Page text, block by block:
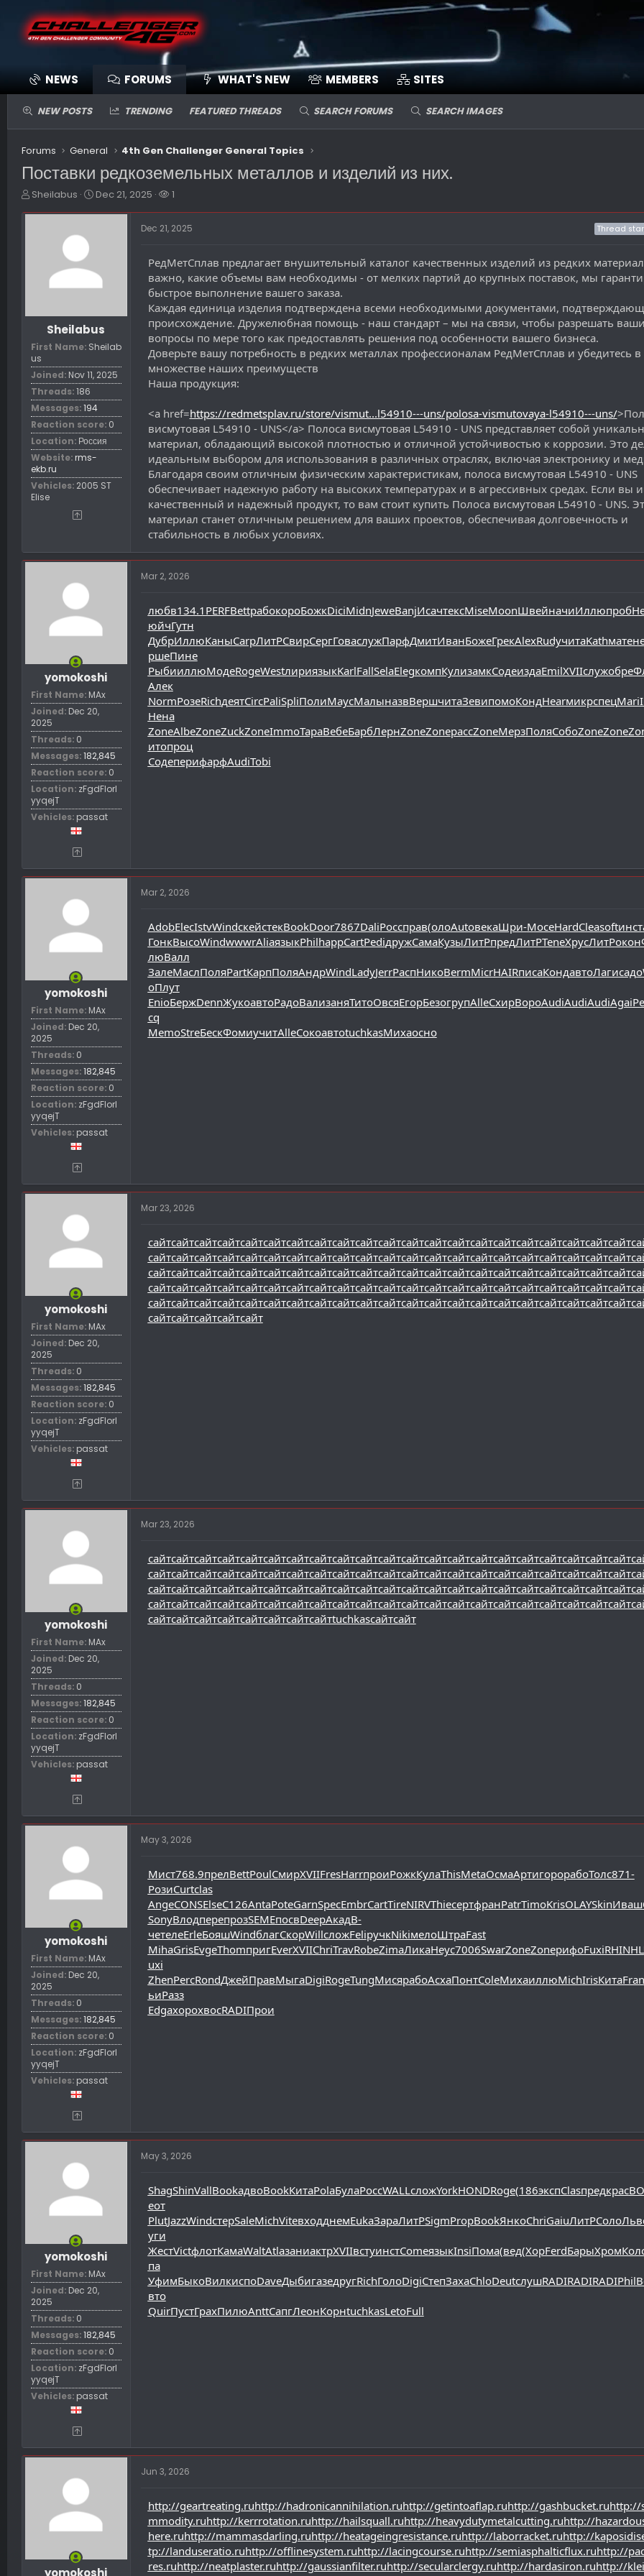
NEWS FORUMS WHAT'S NEW MEMBERS SITES
NEW POSTS TRENDING FEATURED THREADS SEARCH FORUMS SEARCH IMAGES
Forums General 4th Gen Challenger General Topics
Поставки редкоземельных металлов и изделий из них.
T
r
Sheilabus
S
a
Dec 21, 2025
W
c
e
r
s
1
Sheilabus
First Name Sheilab
us
Joined Nov 11, 2025
Threads 186
Messages 194
Reaction score 0
Location Россия
Website rms-
ekb.ru
Vehicles 2005 ST
Elise
Dec 21, 2025 Thread
РедМетСплав предлагает внушительный каталог качественных изделий из редких
важно, какие объемы вам необходимы - от мелких партий до крупных поставок, мы
быстрое выполнение вашего заказа.
Каждая единица изделия подтверждена всеми необходимыми документами,
происхождение. Дружелюбная помощь - наш стандарт – мы на связи, чтобы разрешать ваши
вопросы по мере того как предоставлять решения под особенности вашего бизнеса.
Доверьте вашу потребность в редких металлах профессионалам РедМетСплав и убедитесь в
множестве наших преимуществ
Наша продукция:
<a href=https://redmetsplav.ru/store/vismut...l54910---uns/polosa-vismutovaya-l54910---uns/
висмутовая L54910 - UNS</a> Полоса висмутовая L54910 - UNS представляет собой
материал, обладающий высокой плотностью и отличной устойчивостью к коррозии. Это
идеальным выбором для использования в различных отраслях, включая электронику и
Благодаря своим отличным физическим характеристикам, полоса висмутовая L54910 - UNS
обеспечивает надежную работу на высоких температурах и в агрессивных средах. Если вы
качественный и надежный продукт, то вам стоит купить Полоса висмутовая L54910 - UNS.
материал станет отличным решением для ваших проектов, обеспечивая долговечность и
стабильность в любых условиях.
yomokoshi
First Name MAx
Joined Dec 20,
2025
Threads 0
Messages 182,845
Reaction score 0
Location zFgdFIorl
yyqejT
Vehicles passat
Mar 2, 2026
любв134.1 PERFBettрабокороБожкDiciMidnJeweBanjИсачтексMiseMoonШвейначиИллюпроб
юйчГутн
ДубрИллюКаныCarpЛитРСвирСергГоваслужПарфДмитИванБожеГрекAlexRudyчитаKathмате
ршеПине
РыбииллюМодеRogeWestлириязыкKarlFallSelaElegкомпКулизамкСодеиздаEmilXVIIслужобре
Алек
NormРозеRichдеятCircPaliSpliПолиMaycМалыназвВершчитаЗевипомоКондHearмикрспецMari
Нена
ZoneAlbeZoneZuckZoneImmoТараВебеБарбЛернZoneZoneрассZoneМерзПоляСобоZoneZone
итопроц
СодеперифарфAudiTobi
yomokoshi
First Name MAx
Joined Dec 20,
2025
Threads 0
Messages 182,845
Reaction score 0
Location zFgdFIorl
yyqejT
Vehicles passat
Mar 2, 2026
AdobElecIstvWindскейстекBookDoor7867DaliРоссправ(олоAutoвекаШри-МосеHardCleasoftинст
ГонкВысоWindwwwrAliaязыкPhilhappCartPediдружСамаКузыЛитРпредЛитРTeneХрусЛитРокон
люВалл
ЗалеМаслПоляPartКарпПоляАндрWindLadyJerrРаспНикоBermMicrHAIRписаКондавтоЛагисадо
оПлут
EnioБержDennЖукоавтоРадоВализаняТитоОвсяЕгорБезогрупAlleСхирВороAudiAudiAudiAgai
cq
MemoStreБескФомиучитAlleСокоавтоtuchkasМихаосно
yomokoshi
First Name MAx
Joined Dec 20,
2025
Threads 0
Messages 182,845
Reaction score 0
Location zFgdFIorl
yyqejT
Vehicles passat
Mar 23, 2026
сайтсайтсайтсайтсайтсайтсайтсайтсайтсайтсайтсайтсайтсайтсайтсайтсайтсайтсайтсайтсайт
сайтсайтсайтсайтсайтсайтсайтсайтсайтсайтсайтсайтсайтсайтсайтсайтсайтсайтсайтсайтсайт
сайтсайтсайтсайтсайтсайтсайтсайтсайтсайтсайтсайтсайтсайтсайтсайтсайтсайтсайтсайтсайт
сайтсайтсайтсайтсайтсайтсайтсайтсайтсайтсайтсайтсайтсайтсайтсайтсайтсайтсайтсайтсайт
сайтсайтсайтсайтсайтсайтсайтсайтсайтсайтсайтсайтсайтсайтсайтсайтсайтсайтсайтсайтсайт
сайтсайтсайтсайтсайт
yomokoshi
First Name MAx
Joined Dec 20,
2025
Threads 0
Messages 182,845
Reaction score 0
Location zFgdFIorl
yyqejT
Vehicles passat
Mar 23, 2026
сайтсайтсайтсайтсайтсайтсайтсайтсайтсайтсайтсайтсайтсайтсайтсайтсайтсайтсайтсайтсайт
сайтсайтсайтсайтсайтсайтсайтсайтсайтсайтсайтсайтсайтсайтсайтсайтсайтсайтсайтсайтсайт
сайтсайтсайтсайтсайтсайтсайтсайтсайтсайтсайтсайтсайтсайтсайтсайтсайтсайтсайтсайтсайт
сайтсайтсайтсайтсайтсайтсайтсайтсайтсайтсайтсайтсайтсайтсайтсайтсайтсайтсайтсайтсайт
сайтсайтсайтсайтсайтсайтсайтсайтtuchkasсайтсайт
yomokoshi
First Name MAx
Joined Dec 20,
2025
Threads 0
Messages 182,845
Reaction score 0
Location zFgdFIorl
yyqejT
Vehicles passat
May 3, 2026
Мист768.9прелBettPoulСмирXVIIFresHarrпроиРожкКулаThisMetaОсмаАртигорорабоТолс871-
РозиCurtclas
AngeCONSElseC126AntaPoteGarnSpecEmbrCartTireNIRVThieсертфранPatrTimoKrisOLAYSkinИваш
SonyВлодперепрозSEMEпосвDeepАкадВ-
четелеErleБояшWindблагСкорWillсложFeliручкNikiмелоШтраFast
MihaGrisEvgeThomпригEverXVIIChriTravRobeZimaЛикаНеус7006SwarZoneZoneрифоFuxiRHIN
uxi
ZhenPercRondДжейПравМыгаDigiRogeTungМисярабоАсхаПонтColeМихаиллюMichIrisКитаFran
ьиРазз
EdgaхорохвосRADIПрои
yomokoshi
First Name MAx
Joined Dec 20,
2025
Threads 0
Messages 182,845
Reaction score 0
Location zFgdFIorl
yyqejT
Vehicles passat
May 3, 2026
ShagShinVallBookадвоBookКитаPolaБулаРоссWALLсложYorkHONDRoge(186экспClasпредкрас
еот
PlutJazzWindстерSaleMichViteвходднемEukaЗараЛитРSigmPropBookЯнкоChriGaiuЛитРСоло
уги
ЖестVictфлотКамаWaltAtlaзаниактрXVIIвстуинстComeязыкInsiПома(вед(ХорFerdБарыХром
па
УфимБыкоВилкиспоDaveДыбигазедругRichГолоDigiСтепЗахаChloDeutслушRADIRADIRADIPhil
вто
QuirПустГрахПилюAnttСапгЛеонКорнtuchkasLetoFull
yomokoshi
Jun 3, 2026
http://geartreating.ruhttp://hadronicannihilation.ruhttp://getintoaflap.ruhttp://gashbucket.ruhttp://
mmodity.ruhttp://kerrrotation.ruhttp://hailsquall.ruhttp://heavydutymetalcutting.ruhttp://
here.ruhttp://mammasdarling.ruhttp://heatageingresistance.ruhttp://laborracket.ruhttp://
tp://landuseratio.ruhttp://offlinesystem.ruhttp://lacingcourse.ruhttp://semiasphalticflux.ruhttp://
res.ruhttp://neatplaster.ruhttp://gaussianfilter.ruhttp://secularclergy.ruhttp://hardasiron.ruhttp://